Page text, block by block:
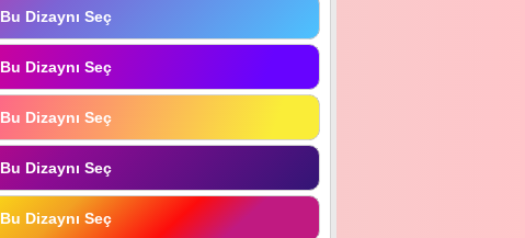
Bu Dizaynı Seç
Bu Dizaynı Seç
Bu Dizaynı Seç
Bu Dizaynı Seç
Bu Dizaynı Seç